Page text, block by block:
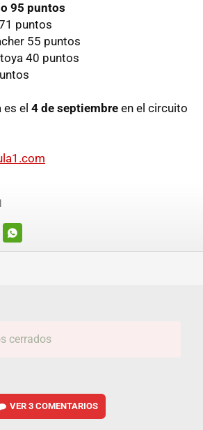
95 puntos
puntos
55 puntos
40 puntos
el 4 de septiembre en el circuito
WHATSAPP
cerrados
VER3 COMENTARIOS